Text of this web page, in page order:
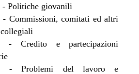
12/08/2016
12/01/2016
30/06/2015
30/03/2015
06/01/2015
- Politiche giovanili
- Commissioni, comitati ed altri
-Credito e partecipazioni
-Problemi del lavoro e